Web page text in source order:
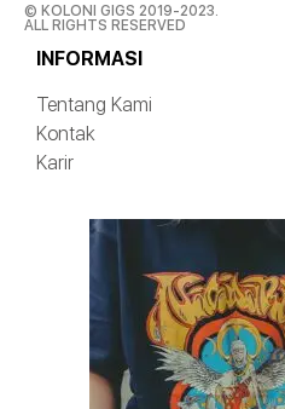
© KOLONI GIGS 2019-2023.
ALL RIGHTS RESERVED
INFORMASI
Tentang Kami
Kontak
Karir